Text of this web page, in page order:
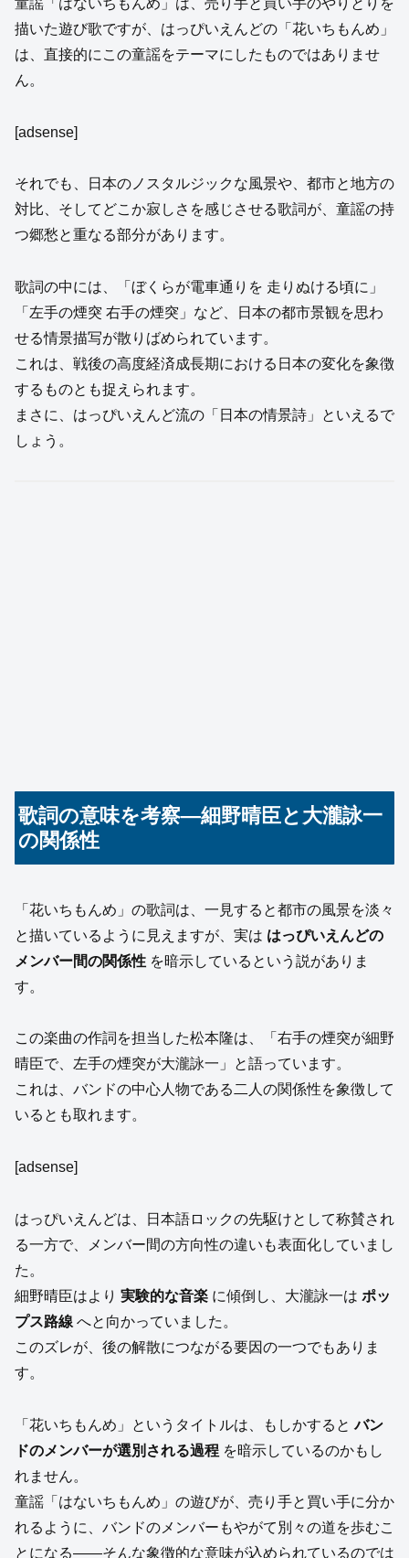
描いた遊び歌ですが、はっぴいえんどの「花いちもんめ」
は、直接的にこの童謡をテーマにしたものではありませ
ん。
[adsense]
それでも、日本のノスタルジックな風景や、都市と地方の
対比、そしてどこか寂しさを感じさせる歌詞が、童謡の持
つ郷愁と重なる部分があります。
歌詞の中には、「ぼくらが電車通りを 走りぬける頃に」
「左手の煙突 右手の煙突」など、日本の都市景観を思わ
せる情景描写が散りばめられています。
これは、戦後の高度経済成長期における日本の変化を象徴
するものとも捉えられます。
まさに、はっぴいえんど流の「日本の情景詩」といえるで
しょう。
歌詞の意味を考察—細野晴臣と大瀧詠一
の関係性
「花いちもんめ」の歌詞は、一見すると都市の風景を淡々
と描いているように見えますが、実は はっぴいえんどの
メンバー間の関係性 を暗示しているという説がありま
す。
この楽曲の作詞を担当した松本隆は、「右手の煙突が細野
晴臣で、左手の煙突が大瀧詠一」と語っています。
これは、バンドの中心人物である二人の関係性を象徴して
いるとも取れます。
[adsense]
はっぴいえんどは、日本語ロックの先駆けとして称賛され
る一方で、メンバー間の方向性の違いも表面化していまし
た。
細野晴臣はより 実験的な音楽 に傾倒し、大瀧詠一は ポッ
プス路線 へと向かっていました。
このズレが、後の解散につながる要因の一つでもありま
す。
「花いちもんめ」というタイトルは、もしかするとバン
ドのメンバーが選別される過程 を暗示しているのかもし
れません。
童謡「はないちもんめ」の遊びが、売り手と買い手に分か
れるように、バンドのメンバーもやがて別々の道を歩むこ
とになる——そんな象徴的な意味が込められているのでは